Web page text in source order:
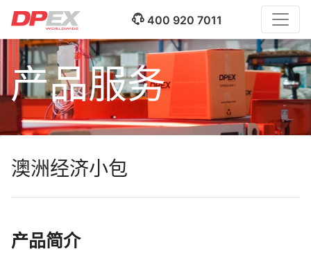
400 920 7011
产品服务
澳洲经济小包
产品简介